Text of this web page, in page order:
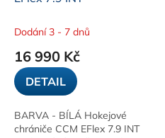
Dodání 3 - 7 dnů
16 990 Kč
DETAIL
BARVA - BÍLÁ Hokejové
chrániče CCM EFlex 7.9 INT